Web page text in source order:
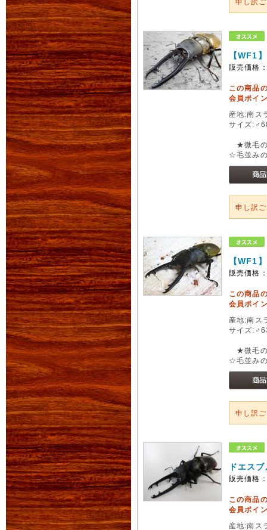
【WF1
販売価格
この商品
会員ポイ
産地:南
サイズ
★微毛の
☆毛並み
申し訳
【WF1
販売価格
この商品
会員ポイ
産地:南
サイズ
★微毛の
☆毛並み
申し訳
ドエス
販売価格
この商品
会員ポイ
産地:南